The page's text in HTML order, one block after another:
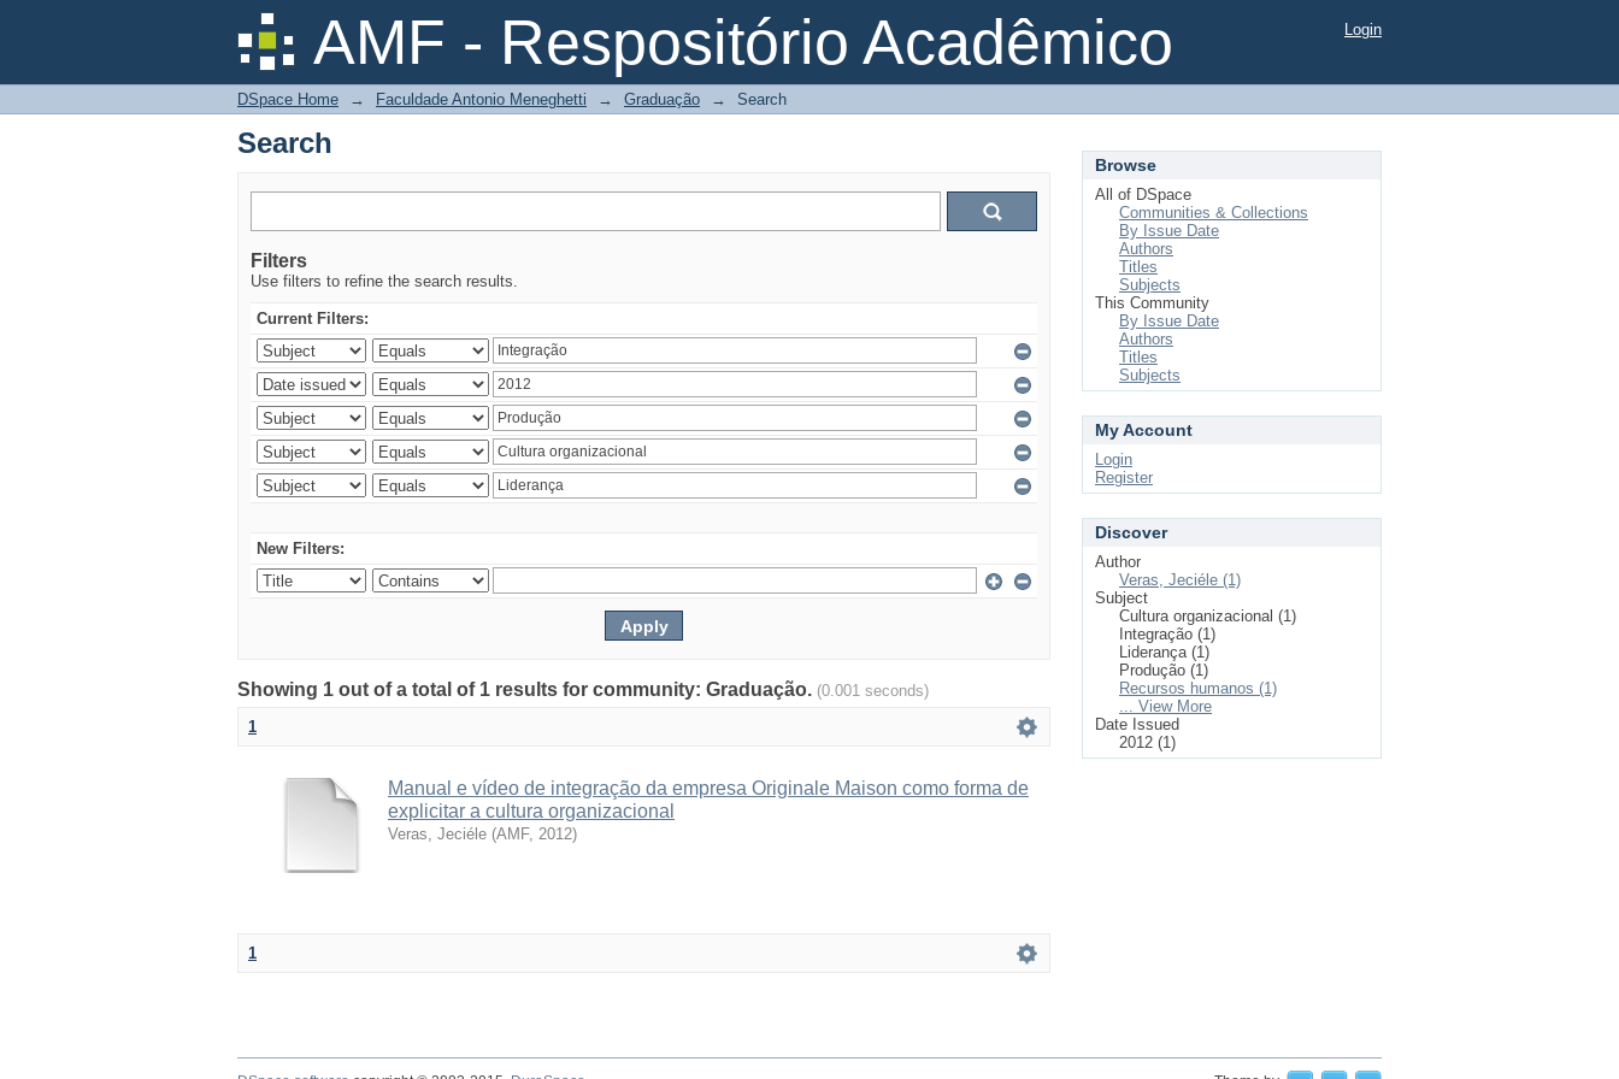
AMF - Respositório Acadêmico
Search Login
DSpace Home → Faculdade Antonio Meneghetti → Graduação → Search
Search
Filters
Use filters to refine the search results.
Current Filters:
New Filters:
Showing 1 out of a total of 1 results for community: Graduação. (0.001 seconds)
1
Manual e vídeo de integração da empresa Originale Maison como forma de
explicitar a cultura organizacional
Veras, Jeciéle (AMF, 2012)
1
Browse
All of DSpace
Communities & Collections
By Issue Date
Authors
Titles
Subjects
This Community
By Issue Date
Authors
Titles
Subjects
My Account
Login
Register
Discover
Author
Veras, Jeciéle (1)
Subject
Cultura organizacional (1)
Integração (1)
Liderança (1)
Produção (1)
Recursos humanos (1)
... View More
Date Issued
2012 (1)